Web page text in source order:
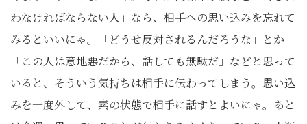
わなければならない人」なら、相手への思い込みを忘れて
みるといいにゃ。「どうせ反対されるんだろうな」とか
「この人は意地悪だから、話しても無駄だ」などと思って
いると、そういう気持ちは相手に伝わってしまう。思い込
みを一度外して、素の状態で相手に話すとよいにゃ。あと